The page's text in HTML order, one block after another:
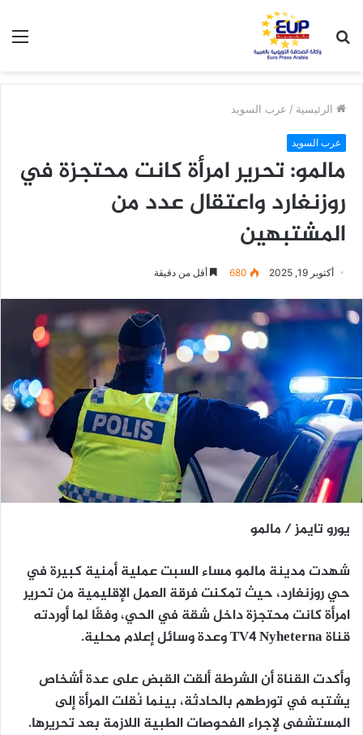
عن
الرئيسية / عرب السويد
عرب السويد
مالمو: تحرير امرأة كانت محتجزة في
روزنغارد واعتقال عدد من
المشتبهين
أكتوبر 19, 2025 680 أقل من دقيقة
يورو تايمز / مالمو
شهدت مدينة مالمومساء السبتعملية أمنية كبيرة في
حي روزنغارد، حيث تمكنتفرقة العمل الإقليمية من تحرير
امرأة كانت محتجزة داخل شقة في الحي، وفقًا لما أوردته
قناةTV4 Nyheternaوعدة وسائل إعلام محلية.
وأكدت القناة أنالشرطة ألقت القبض على عدة أشخاص
يشتبه في تورطهم بالحادثة، بينما نُقلت المرأة إلى
المستشفى لإجراء الفحوصات الطبية اللازمة بعد تحريرها.